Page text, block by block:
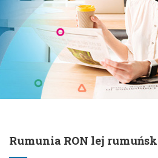
Rumunia RON lej